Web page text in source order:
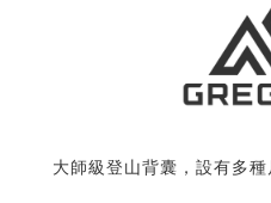
大師級登山背囊，設有多種